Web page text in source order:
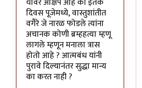
दिवस पूजेमध्ये, वास्तुशांतीत
वगैरे जे नारळ फोडले त्यांना
अचानक कोणी ब्रम्हहत्या म्हणू
लागले म्हणून मनाला त्रास
होतो आहे ? आत्मबंध यांनी
पुरावे दिल्यानंतर सुद्धा मान्य
का करत नाही ?